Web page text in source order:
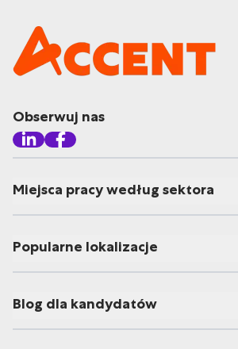
Obserwuj nas
Miejsca pracy według sektora
Popularne lokalizacje
Blog dla kandydatów